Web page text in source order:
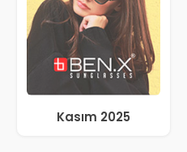
Kasım 2025